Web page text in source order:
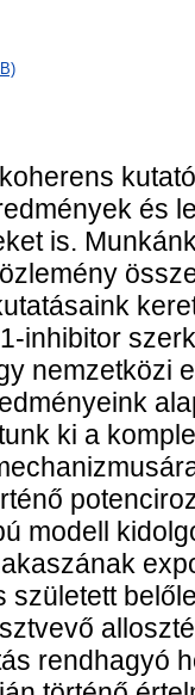
és
is.
inhibitor
nemzetközi
ki a
modell
született
rendhagyó